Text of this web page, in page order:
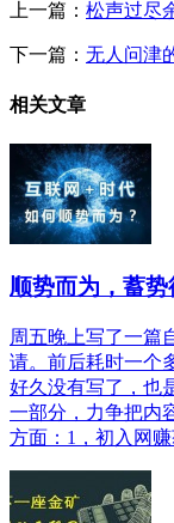
上一篇： 松声过尽
下一篇： 无人问津
相关文章
顺势而为，蓄势
周五晚上写了一篇
请。前后耗时一个
好久没有写了，也
一部分，力争把内
方面：1，初入网